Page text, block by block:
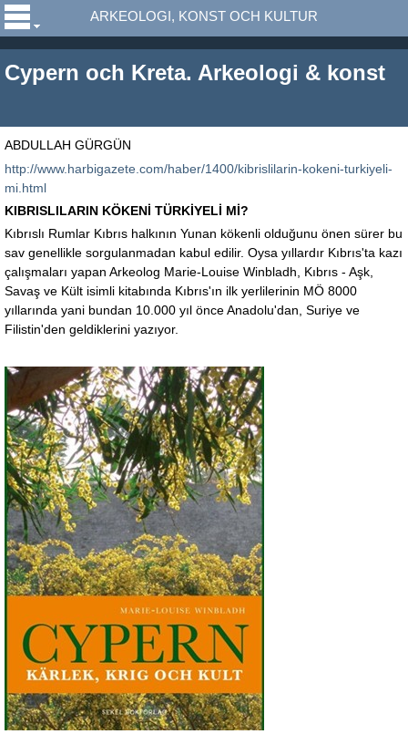
Cypern och Kreta. Arkeologi & konst
ARKEOLOGI, KONST OCH KULTUR
ABDULLAH GÜRGÜN
http://www.harbigazete.com/haber/1400/kibrislilarin-kokeni-turkiyeli-
mi.html
KIBRISLILARIN KÖKENİ TÜRKİYELİ Mİ?
Kıbrıslı Rumlar Kıbrıs halkının Yunan kökenli olduğunu önen sürer bu
sav genellikle sorgulanmadan kabul edilir. Oysa yıllardır Kıbrıs'ta kazı
çalışmaları yapan Arkeolog Marie-Louise Winbladh, Kıbrıs - Aşk,
Savaş ve Kült isimli kitabında Kıbrıs'ın ilk yerlilerinin MÖ 8000
yıllarında yani bundan 10.000 yıl önce Anadolu'dan, Suriye ve
Filistin'den geldiklerini yazıyor.